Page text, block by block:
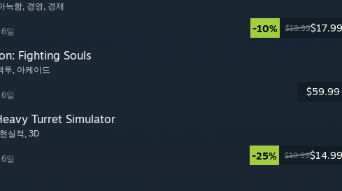
늑함, 경영, 경제
일 -10% $19.99$17.99
Fighting Souls
투, 아케이드
일 $59.99
Turret Simulator
실적 , 3D
일 -25% $19.99$14.99